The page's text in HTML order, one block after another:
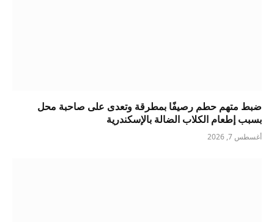
ضبط متهم حطم رصيفًا بمطرقة وتعدى على صاحبة محل
بسبب إطعام الكلاب الضالة بالإسكندرية
أغسطس 7, 2026